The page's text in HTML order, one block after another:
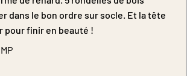
dans le bon ordre sur socle. Et la tête
pour finir en beauté !